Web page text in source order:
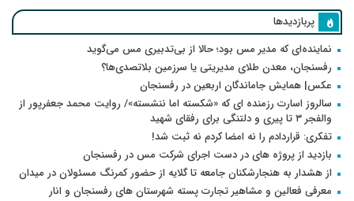
پربازدیدها
نماینده‌ای که مدیر مس بود؛ حالا از بی‌تدبیری مس می‌گوید
رفسنجان، معدن طلای مدیریتی یا سرزمین بلاتصدی‌ها؟
عکس| همایش جاماندگان اربعین در رفسنجان
سالروز اسارت رزمنده ای که «شکسته اما ننشسته»/ روایت محمد جعفرپور از
والفجر ۳ تا پیری و دلتنگی برای رفقای شهید
تفکری: قراردادم را نه امضا کردم نه ثبت شد!
بازدید از پروژه های در دست اجرای شرکت مس در رفسنجان
از هشدار به هنجارشکنان جامعه تا گلایه از حضور کمرنگ مسئولان در میدان
معرفی فعالین و مشاهیر تجارت پسته شهرستان های رفسنجان و انار